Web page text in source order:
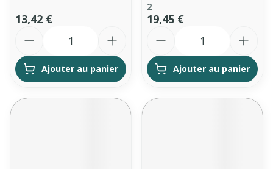
13,42 €
Ajouter au panier
2
19,45 €
Ajouter au panier